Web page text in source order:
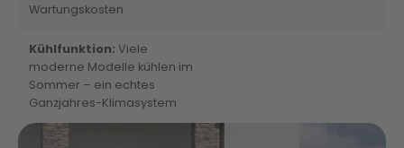
Wartungskosten
Kühlfunktion: Viele
moderne Modelle kühlen im
Sommer – ein echtes
Ganzjahres-Klimasystem